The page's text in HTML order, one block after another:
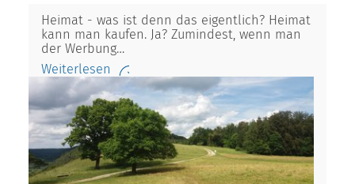
Heimat - was ist denn das eigentlich? Heimat
kann man kaufen. Ja? Zumindest, wenn man
der Werbung…
Weiterlesen